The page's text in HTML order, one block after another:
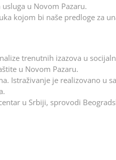
u Novom Pazaru.
kojom bi naše predloge za
trenutnih izazova u
u Novom Pazaru.
Istraživanje je realizovano u
u Srbiji, sprovodi